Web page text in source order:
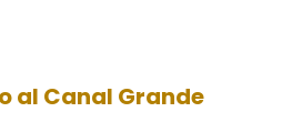
al Canal Grande